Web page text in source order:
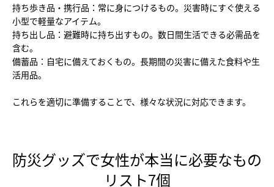
持ち歩き品・携行品：常に身につけるもの。災害時にすぐ使える
小型で軽量なアイテム。
持ち出し品：避難時に持ち出すもの。数日間生活できる必需品を
含む。
備蓄品：自宅に備えておくもの。長期間の災害に備えた食料や生
活用品。
これらを適切に準備することで、様々な状況に対応できます。
防災グッズで女性が本当に必要なもの
リスト7個